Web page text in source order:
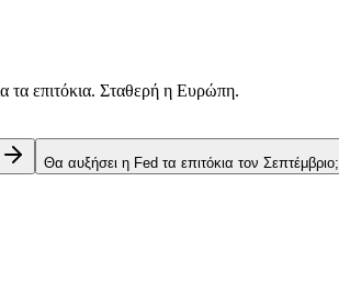
τα επιτόκια. Σταθερή η Ευρώπη.
Θα αυξήσει η Fed τα επιτόκια τον Σεπτέμβριο;